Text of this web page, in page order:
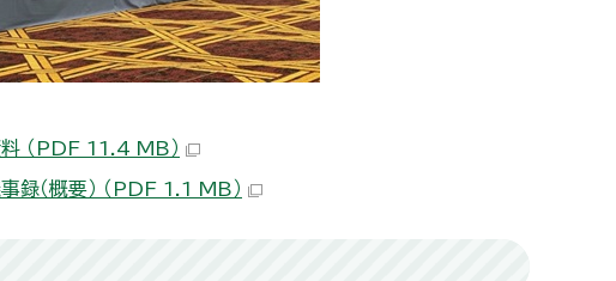
（PDF 11.4 MB）
（概要） （PDF 1.1 MB）